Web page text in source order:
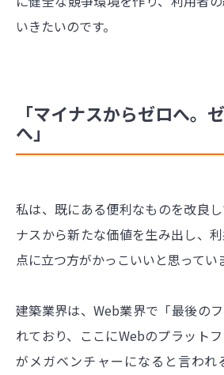
いきたいのです。
「マイナスからゼロへ。
へ」
私は、既にある便利なものを改良
ナスから新たな価値を生み出し、
点に立つ方がかっこいいと思ってい
建築業界は、Web業界で「最後の
れており、ここにWebのプラット
がメガベンチャーになると言われ